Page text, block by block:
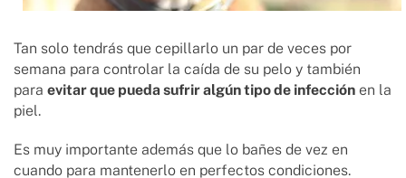
Tan solo tendrás que cepillarlo un par de veces por
semana para controlar la caída de su pelo y también
para evitar que pueda sufrir algún tipo de infección en la
piel.
Es muy importante además que lo bañes de vez en
cuando para mantenerlo en perfectos condiciones.